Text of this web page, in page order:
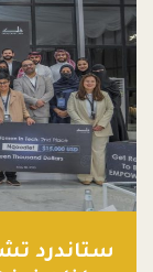
ستاندرد